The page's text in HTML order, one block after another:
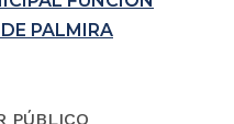
PALMIRA
PÚBLICO